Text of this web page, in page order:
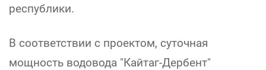
республики.
В соответствии с проектом, суточная
мощность водовода "Кайтаг-Дербент"